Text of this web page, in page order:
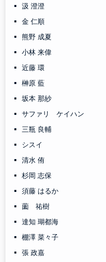
汲 澄澄
金 仁順
熊野 成夏
小林 来偉
近藤 環
榊原 藍
坂本 那紗
サファリ ケイハン
三瓶 良輔
シスイ
清水 侑
杉岡 志保
須藤 はるか
薗 祐樹
達知 瑚都海
棚澤 菜々子
張 政嘉